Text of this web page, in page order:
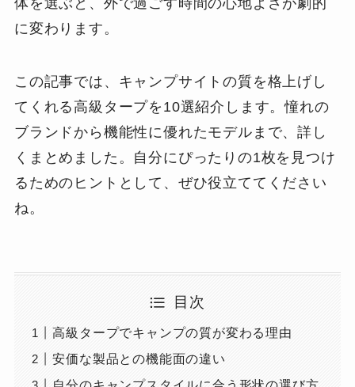
に変わります。
この記事では、キャンプサイトの質を格上げし
てくれる高級タープを10選紹介します。憧れの
ブランドから機能性に優れたモデルまで、詳し
くまとめました。自分にぴったりの1枚を見つけ
るためのヒントとして、ぜひ役立ててください
ね。
目次
高級タープでキャンプの質が変わる理由
安価な製品との機能面の違い